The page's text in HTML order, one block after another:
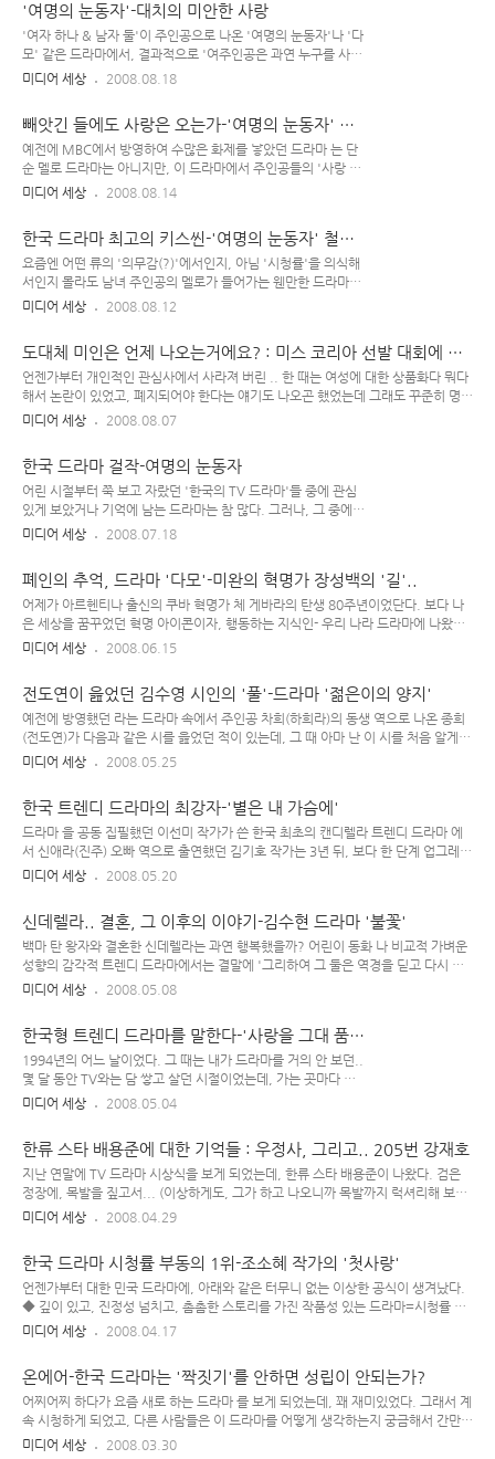
선하고 괜찮은 드라마를 썼던 작가인데, 2000년도에 접어들어선 작품성이나 완성도
와는 영 거리가 먼 '소모성 불량 식품 성격'의 가족 드라마를 집필하고 있다. 그래도
드라마적인 재미는 있는지 늘 '시청률'은 잘 나오는 편인데 그 와중에, 어느 순간부터
시청자들로부터 '작가의 마인드가 이상하다' 내..
'여명의 눈동자'-대치의 미안한 사랑
'여자 하나 & 남자 둘'이 주인공으로 나온 '여명의 눈동자'나 '다
모' 같은 드라마에서, 결과적으로 '여주인공은 과연 누구를 사랑
했나?'와 같은 질문은 어쩐지 무의미하게 느껴진다. 그게 그렇
은 저 사람대로.. 나름 소중하지 않았을까, 그녀에게..? 강제로
일본군 위안부로 끌려온 윤여옥은 날마다 죽을 결심을 한다. 그
러다가 최대치란 남자를 만나 그의 아이를 갖게 되고, 그냥 열심
히 살아보기로 마음 먹는다. 허나 얼마 지나지 않아 어쩔 수 없이
되며, 어..
미디어 세상 2008.08.18
빼앗긴 들에도 사랑은 오는가-'여명의 눈동자' 하
림의 사랑
예전에 MBC에서 방영하여 수많은 화제를 낳았던 드라마 는 단
순 멜로 드라마는 아니지만, 이 드라마에서 주인공들의 '사랑 이
야기'만 따로 떼어놓고 봤을 때에도 여느 멜로 드라마 못지않게
으면 두 남자 주인공의 지지자(시청자)들 사이에서 피 터지는 싸
움이 벌어지지 않았을까..? 두 남자의 사랑 : 한 여인을 사이에
두고~ 드라마 에서 한 여주인공을 사이에 두고 윤폐-백폐 나뉘
고 같은 드라마에서 인욱파와 재민파가 은근히 서로를 견제했던
드라마 방영 당시.. 극 ..
미디어 세상 2008.08.14
한국 드라마 최고의 키스씬-'여명의 눈동자' 철조
망을 사이에 두고..
요즘엔 어떤 류의 '의무감(?)'에서인지, 아님 '시청률'을 의식해
서인지 몰라도 남녀 주인공의 멜로가 들어가는 웬만한 드라마엔
키스씬이 꼭 등장한다. 하지만 남녀 간의 '사랑 이야기'는 아~주
지라.. 그 수많은 멜로 장면이나 키스씬을 두루두루 접해본 사람
이라면 아마 '웬만한 러브씬'으론 성에 차지 않을지도 모른다.
왜냐하면.. 하늘 아래 (대체로) 새로운 게 없다는 말도 있고, 그
동안 세상에 나올 만한 '고만고만한 러브씬은 여러 매체들을 통
삼복/반복...
미디어 세상 2008.08.12
도대체 미인은 언제 나오는거에요? : 미스 코리아 선발 대회에 대
한 기억
언젠가부터 개인적인 관심사에서 사라져 버린 .. 한 때는 여성에 대한 상품화다 뭐다
해서 논란이 있었고, 폐지되어야 한다는 얘기도 나오곤 했었는데 그래도 꾸준히 명맥
을 이어가고 있고, 잊을 만하면 한 번씩 소식이 들려온다. 뭐.. 세계 미인 대회가 해마
하다. 딱히 큰 관심은 없지만... 한 때는 해마다 TV에서 해 주던 를 굉장히 열심히 봤
던 시절이 있었는데, 그 때는 가족들이 보니까 나도 그냥 따라서 같이 봤던 기억이 난
다. 그렇게.. 한동안 열심히 시청했던 최종 결과물들에 대한 전반적인 감상을 한 줄로
요약하자면, (너무나 애석하게시리..
미디어 세상 2008.08.07
한국 드라마 걸작-여명의 눈동자
어린 시절부터 쭉 보고 자랐던 '한국의 TV 드라마'들 중에 관심
있게 보았거나 기억에 남는 드라마는 참 많다. 그러나, 그 중에서
도 가장 기억에 남는 인상적인 드라마를 단 한 편만 꼽으라면 난
것 같기에... 드라마 ▶ 방송 기간 : 1991년 10월 7일 ~ 1992
년 2월 6일 ▶ 극본 : 송지나 작가 / 연출 : 김종학 PD ▶ 출연 :
박상원, 채시라, 최재성(가나다 순) 등.. ▶ 방영 기간 중 평균 시
청률 : 58.4% 이 드라마는 원작 소설이 따로 있는데, 무려 10권
미디어 세상 2008.07.18
폐인의 추억, 드라마 '다모'-미완의 혁명가 장성백의 '길'..
어제가 아르헨티나 출신의 쿠바 혁명가 체 게바라의 탄생 80주년이었단다. 보다 나
은 세상을 꿈꾸었던 혁명 아이콘이자, 행동하는 지식인- 우리 나라 드라마에 나왔던
인물 중 '체 게바라' 하면 가장 근접하게 떠오르는 인물이, 드라마 에 나왔던 장성백
니아 드라마의 효시는 노희경 작가의 이었지만, 수많은 드라마 폐인을 양산 시켰던
(매니아에서 한 단계 더 나아간) 폐인 드라마의 시초는 정형수 작가의 였다. 그 때 당
시, 1회 첫방을 놓쳤던 나는 지인과의 통화 중에 그의 측근이 첫 회를 보구서 1회 매
화밭 씬에 나왔던 "아프냐, 나도 아프다...
미디어 세상 2008.06.15
전도연이 읊었던 김수영 시인의 '풀'-드라마 '젊은이의 양지'
예전에 방영했던 라는 드라마 속에서 주인공 차희(하희라)의 동생 역으로 나온 종희
(전도연)가 다음과 같은 시를 읊었던 적이 있는데, 그 때 아마 난 이 시를 처음 알게
된 것 같다. 극 중에서 작가 지망생 '종희' 역을 맡은 전도연은 저 시를 약간 '혀 짧은
대목이 참 인상적으로 느껴졌었다. (..전략/중략..) 날이 흐리고, 풀이 눕는다. 발목
까지, 발밑까지 눕는다. 바람보다 늦게 누워도 바람보다 먼저 일어나고 바람보다 먼
저 웃는다. 날이 흐리고, 풀뿌리가 눕는다.. 방영 당시, 이 드라마를 열심히 시청하던
내 지인은 그나마 그..
미디어 세상 2008.05.25
한국 트렌디 드라마의 최강자-'별은 내 가슴에'
드라마 을 공동 집필했던 이선미 작가가 쓴 한국 최초의 캔디렐라 트렌디 드라마 에
서 신애라(진주) 오빠 역으로 출연했던 김기호 작가는 3년 뒤, 보다 한 단계 업그레이
드 된 란 드라마를 선보이게 된다. 는 극 초반엔 '김기호 극본, 이진석 연출'로 나가다
출연 : 최진실, 차인표, 안재욱, 전도연 등.. ▶ 방영 기간 중 평균 시청률 : 49.3%
드라마 는 1990년대 초반 무슨 인기 투표만 했다 하면 배우, 가수, 개그맨 토탈해서
한국 연예계에서 항상 인기 순위 1위를 싹쓸이했던 최진실이 몇 년동안 잠시 주춤했
다가 다..
미디어 세상 2008.05.20
신데렐라.. 결혼, 그 이후의 이야기-김수현 드라마 '불꽃'
백마 탄 왕자와 결혼한 신데렐라는 과연 행복했을까? 어린이 동화 나 비교적 가벼운
성향의 감각적 트렌디 드라마에서는 결말에 '그리하여 그 둘은 역경을 딛고 다시 재
회하여 행복하게 잘 살았습니다~' 느낌으로 끝나지만, 현실의 신데렐라는 그렇지 않
속에서 보여준 '신데렐라 결혼, 그 이후의 생활'은 결코 행복하지만은 않게 그려졌
다. 오히려 보는 사람으로 하여금 '신데렐라, 그 딴 게 뭐 별거임~? 맘 편하게 사는
게 최고인 것을- 여주인공이여, 그 왕자 집에서 당장 탈출하라~'를 외치고 싶게 만드
는 그런 스토리.. 사실, 현실이 그러하기도 하고 ..
미디어 세상 2008.05.08
한국형 트렌디 드라마를 말한다-'사랑을 그대 품안
에'
1994년의 어느 날이었다. 그 때는 내가 드라마를 거의 안 보던..
몇 달 동안 TV와는 담 쌓고 살던 시절이었는데, 가는 곳마다 사
람들의 '요즘 하는 드라마가 어쩌고, 남자 주인공이 어쩌고..' 하
이다. 그런데 그 남자 주인공이 몸도 좋고, 얼굴도 잘생기고.. 같
은 남자가 봐도 정말 멋진데, 누나가 보기엔 어떠한지 평가 좀 해
달라~"는 요청에 따라 난 간만에 TV 드라마를 시청하게 되었고,
그 드라마가 바로 MBC 드라마 였다. 맨 처음 얘기만 들었을 때
미디어 세상 2008.05.04
한류 스타 배용준에 대한 기억들 : 우정사, 그리고.. 205번 강재호
지난 연말에 TV 드라마 시상식을 보게 되었는데, 한류 스타 배용준이 나왔다. 검은
정장에, 목발을 짚고서... (이상하게도, 그가 하고 나오니까 목발까지 럭셔리해 보이
는 건 뭔지..) 난 배용준이 대상을 받은 그 드라마는 제대로 보지 않았는데, 그 날 우
정을 표하는, 소위 말하는 그의 팬은 아니다. 하지만 지난 날을 떠올려 보면, 간헐적
으로나마 (그가 출연한 드라마가 방영된) 특정 시기에 한번 씩 배용준의 매력에 풍덩
풍덩 빠지곤 했던 기억이 난다. 배용준의 첫 드라마라고 할 수 있는 는 본 적이 없고,
내가 그의 존재감을 처음으로 확인하게 ..
미디어 세상 2008.04.29
한국 드라마 시청률 부동의 1위-조소혜 작가의 '첫사랑'
언젠가부터 대한 민국 드라마에, 아래와 같은 터무니 없는 이상한 공식이 생겨났다.
◆ 깊이 있고, 진정성 넘치고, 촘촘한 스토리를 가진 작품성 있는 드라마=시청률 안
나오는 드라마 ◆ 자극적이거나 식상한 소재, 혹은 달달한 멜로로 칠갑한 트렌디 드
누구의 잘못일까? 원래, 80년대, 90년대의 한국 드라마는 결코 가볍지 않았다. 소재
도 다양했고, 구성도 촘촘했고, 매 회마다 한 회를 관통하는 뚜렷한 스토리도 있었
고... 그 때는 아무나 드라마 작가 되기 힘든 시절이었는지.. 나름 깊이 있는 철학이
있고, 삶에 대한 체험이 묻어나고, 인생..
미디어 세상 2008.04.17
온에어-한국 드라마는 '짝짓기'를 안하면 성립이 안되는가?
어찌어찌 하다가 요즘 새로 하는 드라마 를 보게 되었는데, 꽤 재미있었다. 그래서 계
속 시청하게 되었고, 다른 사람들은 이 드라마를 어떻게 생각하는지 궁금해서 간만에
드라마 게시판에도 기웃거려 보았다. 그리고, 다시는 안 가야 되겠단 생각을 한 번
미디어 세상 2008.03.30